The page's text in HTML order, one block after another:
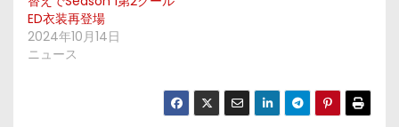
ED衣装再登場
2024年10月14日
ニュース